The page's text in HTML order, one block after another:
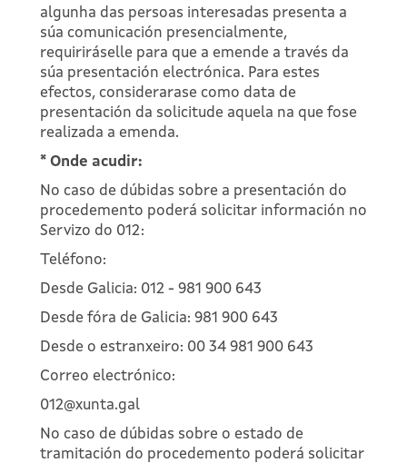
algunha das persoas interesadas presenta a
súa comunicación presencialmente,
requiriráselle para que a emende a través da
súa presentación electrónica. Para estes
efectos, considerarase como data de
presentación da solicitude aquela na que fose
realizada a emenda.
* Onde acudir:
No caso de dúbidas sobre a presentación do
procedemento poderá solicitar información no
Servizo do 012:
Teléfono:
Desde Galicia: 012 - 981 900 643
Desde fóra de Galicia: 981 900 643
Desde o estranxeiro: 00 34 981 900 643
Correo electrónico:
012@xunta.gal
No caso de dúbidas sobre o estado de
tramitación do procedemento poderá solicitar